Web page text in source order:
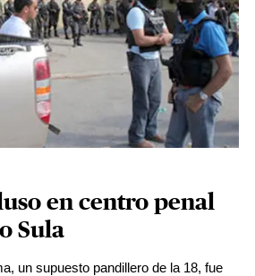
en centro penal
Sula
un supuesto pandillero de la 18, fue